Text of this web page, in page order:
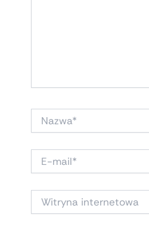
NAZWA*
MAIL*
WITRYNA
INTERNETOWA